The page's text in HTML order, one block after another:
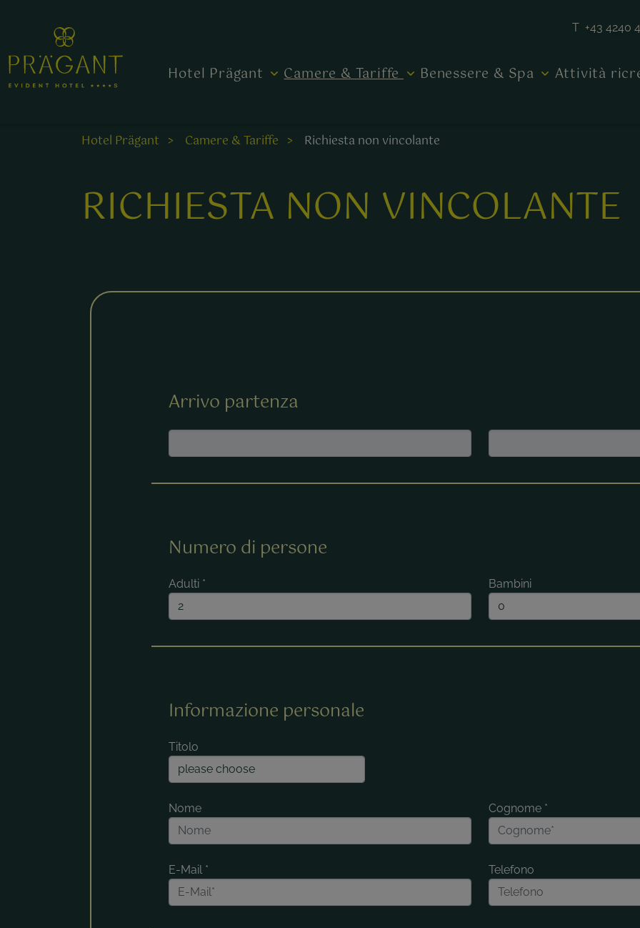
T +43 4240
Hotel Prägant Camere & Tariffe Benessere & Spa Attività
Hotel Prägant Camere & Tariffe Richiesta non vincolante
RICHIESTA NON VINCOLANTE
Arrivo partenza
Numero di persone
Adulti * Bambini
Informazione personale
Titolo
Nome Cognome *
E-Mail * Telefono